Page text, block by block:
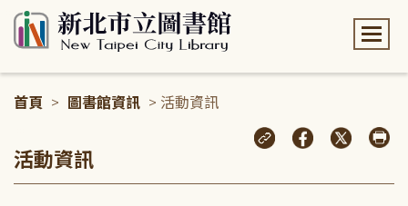
首頁 > 圖書館資訊 > 活動資訊
活動資訊